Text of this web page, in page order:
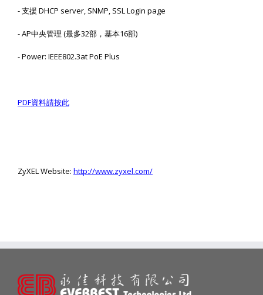
-支援 DHCP server, SNMP, SSL Login page
- AP中央管理 (最多32部，基本16部)
- Power: IEEE802.3at PoE Plus
PDF資料請按此
ZyXEL Website: http://www.zyxel.com/